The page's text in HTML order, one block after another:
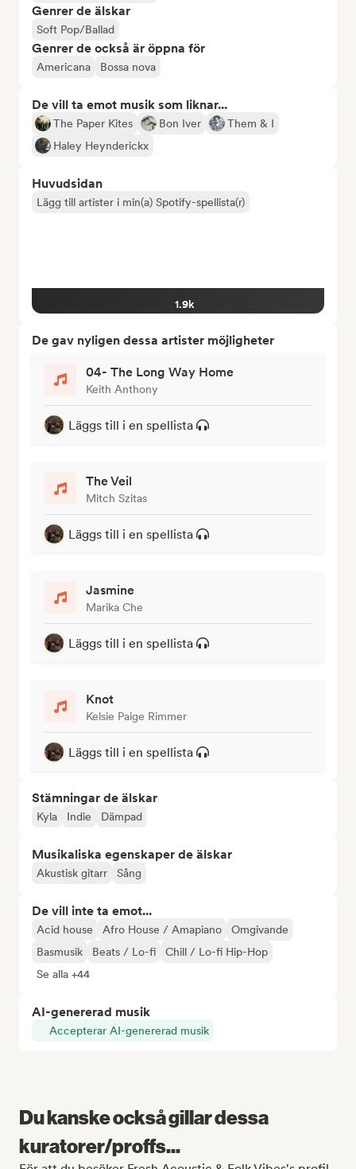
Genrer de älskar
Soft Pop/Ballad
Genrer de också är öppna för
Americana Bossa nova
De vill ta emot musik som liknar...
The Paper Kites Bon Iver
Them & I
Haley Heynderickx
Huvudsidan
Lägg till artister i min(a) Spotify-spellista(r)
1.9k
De gav nyligen dessa artister möjligheter
04- The Long Way Home
Keith Anthony
Läggs till i en spellista
The Veil
Mitch Szitas
Läggs till i en spellista
Jasmine
Marika Che
Läggs till i en spellista
Knot
Kelsie Paige Rimmer
Läggs till i en spellista
Stämningar de älskar
Kyla Indie Dämpad
Musikaliska egenskaper de älskar
Akustisk gitarr Sång
De vill inte ta emot...
Acid house Afro House / Amapiano
Omgivande
Basmusik
Beats / Lo-fi
Chill / Lo-fi Hip-Hop
Se alla +44
AI-genererad musik
Accepterar AI-genererad musik
Du kanske också gillar dessa
kuratorer/proffs...